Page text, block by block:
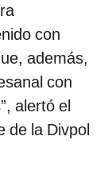
con
además,
con
alertó el
de la Divpol